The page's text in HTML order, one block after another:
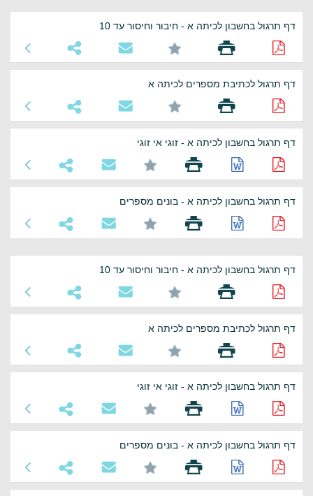
דף תרגול בחשבון לכיתה א - חיבור וחיסור עד 10
דף תרגול לכתיבת מספרים לכיתה א
דף תרגול בחשבון לכיתה א - זוגי אי זוגי
דף תרגול בחשבון לכיתה א - בונים מספרים
דף תרגול בחשבון לכיתה א - חיבור וחיסור עד 10
דף תרגול לכתיבת מספרים לכיתה א
דף תרגול בחשבון לכיתה א - זוגי אי זוגי
דף תרגול בחשבון לכיתה א - בונים מספרים